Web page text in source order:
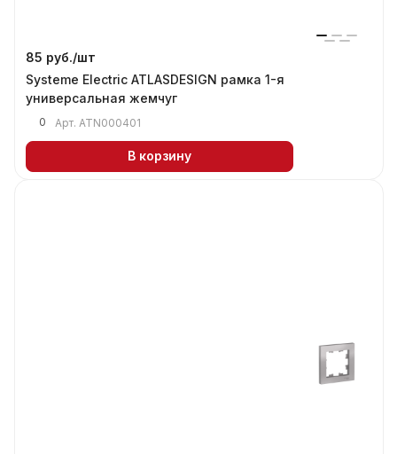
85 руб./шт
Systeme Electric ATLASDESIGN рамка 1-я
универсальная жемчуг
0 Арт. ATN000401
В корзину